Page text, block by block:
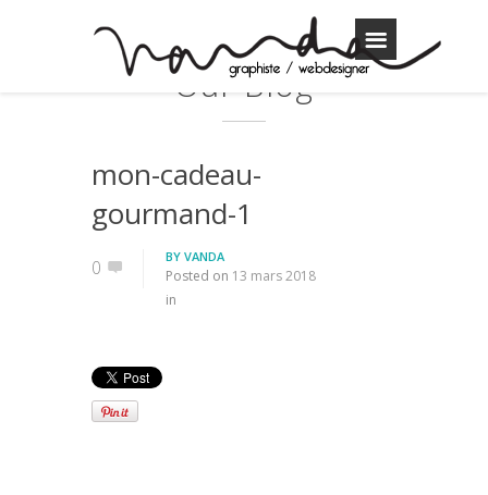
Our Blog
mon-cadeau-
gourmand-1
0 BY VANDA
Posted on 13 mars 2018
in